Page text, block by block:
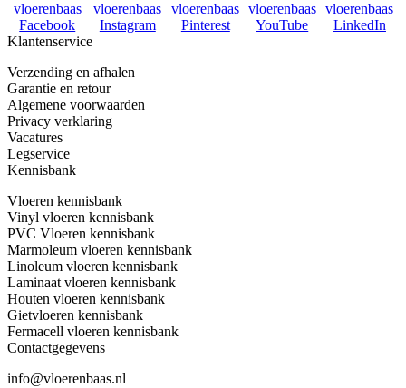
vloerenbaas
Facebook
vloerenbaas
Instagram
vloerenbaas
Pinterest
vloerenbaas
YouTube
vloerenbaas
LinkedIn
Klantenservice
Verzending en afhalen
Garantie en retour
Algemene voorwaarden
Privacy verklaring
Vacatures
Legservice
Kennisbank
Vloeren kennisbank
Vinyl vloeren kennisbank
PVC Vloeren kennisbank
Marmoleum vloeren kennisbank
Linoleum vloeren kennisbank
Laminaat vloeren kennisbank
Houten vloeren kennisbank
Gietvloeren kennisbank
Fermacell vloeren kennisbank
Contactgegevens
info@vloerenbaas.nl